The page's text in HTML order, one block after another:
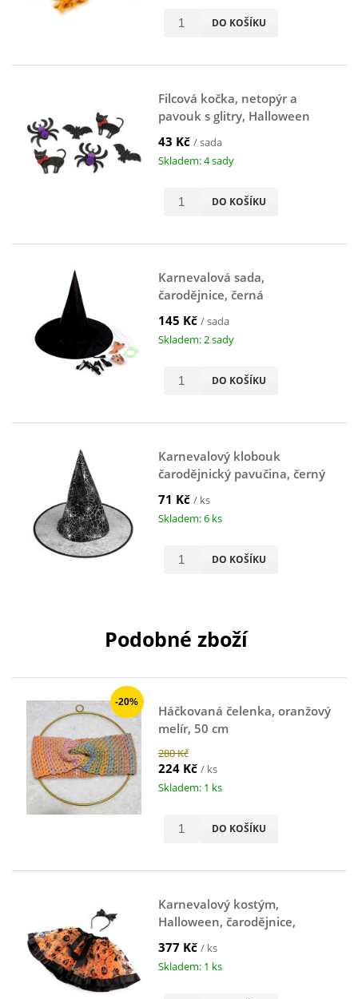
DO KOŠÍKU
Filcová kočka, netopýr a
pavouk s glitry, Halloween
43 Kč / sada
Skladem: 4 sady
DO KOŠÍKU
Karnevalová sada,
čarodějnice, černá
145 Kč / sada
Skladem: 2 sady
DO KOŠÍKU
Karnevalový klobouk
čarodějnický pavučina, černý
71 Kč / ks
Skladem: 6 ks
DO KOŠÍKU
Podobné zboží
-20%
Háčkovaná čelenka, oranžový
melír, 50 cm
280 Kč
224 Kč / ks
Skladem: 1 ks
DO KOŠÍKU
Karnevalový kostým,
Halloween, čarodějnice,
377 Kč / ks
Skladem: 1 ks